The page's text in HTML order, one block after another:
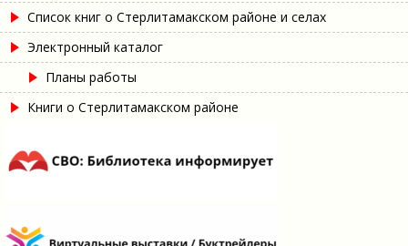
Список книг о Стерлитамакском районе и селах
Электронный каталог
Планы работы
Книги о Стерлитамакском районе